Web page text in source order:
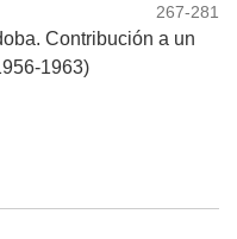
267-281
Contribución a un
1963)